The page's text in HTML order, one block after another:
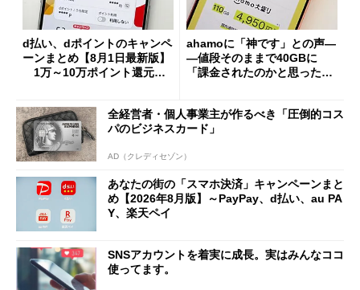
d払い、dポイントのキャンペ
ーンまとめ【8月1日最新版】
1万～10万ポイント還元の
ahamoに「神です」との声―
―値段そのままで40GBに
「課金されたのかと思った」
全経営者・個人事業主が作るべき「圧倒的コス
パのビジネスカード」
AD（クレディセゾン）
あなたの街の「スマホ決済」キャンペーンまと
め【2026年8月版】～PayPay、d払い、au PA
Y、楽天ペイ
SNSアカウントを着実に成長。実はみんなココ
使ってます。